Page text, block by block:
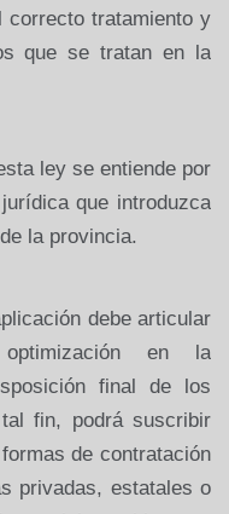
correcto tratamiento y
que se tratan en la
ley se entiende por
que introduzca
la provincia.
debe articular
en la
final de los
fin, podrá suscribir
de contratación
privadas, estatales o